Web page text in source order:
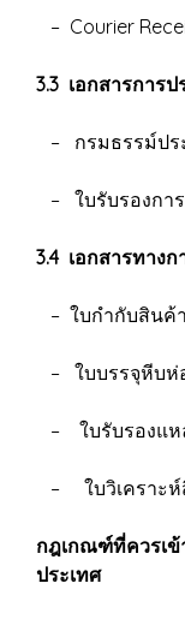
– Courier
3.3 เอกสารการ
– กรมธรรม์ปร
– ใบรับรองกา
3.4 เอกสารทาง
– ใบกำกับสินค้
– ใบบรรจุหีบห่
– ใบรับรองแห
– ใบวิเคราะห์
กฎเกณฑ์ที่ควรเข้
ประเทศ